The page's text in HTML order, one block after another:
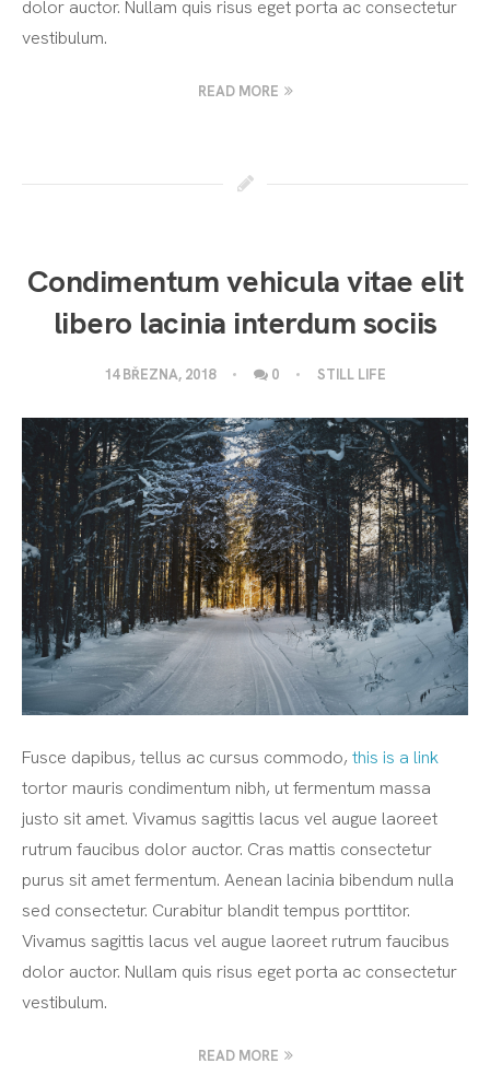
dolor auctor. Nullam quis risus eget porta ac consectetur
vestibulum.
READ MORE
Condimentum vehicula vitae elit
libero lacinia interdum sociis
14 BŘEZNA, 2018 0 STILL LIFE
Fusce dapibus, tellus ac cursus commodo, this is a link
tortor mauris condimentum nibh, ut fermentum massa
justo sit amet. Vivamus sagittis lacus vel augue laoreet
rutrum faucibus dolor auctor. Cras mattis consectetur
purus sit amet fermentum. Aenean lacinia bibendum nulla
sed consectetur. Curabitur blandit tempus porttitor.
Vivamus sagittis lacus vel augue laoreet rutrum faucibus
dolor auctor. Nullam quis risus eget porta ac consectetur
vestibulum.
READ MORE